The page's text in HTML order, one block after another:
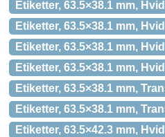
Etiketter, 63.5×38.1 mm,
Etiketter, 63.5×38.1 mm,
Etiketter, 63.5×38.1 mm,
Etiketter, 63.5×38.1 mm,
Etiketter, 63.5×38.1 mm,
Etiketter, 63.5×38.1 mm,
Etiketter, 63.5×42.3 mm,